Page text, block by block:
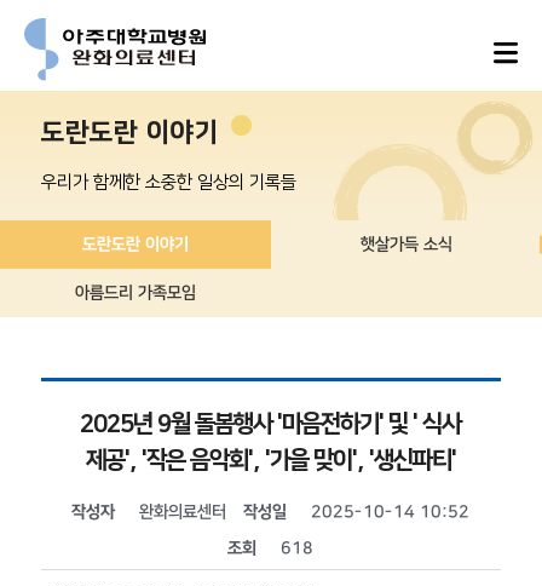
도란도란 이야기
우리가 함께한 소중한 일상의 기록들
도란도란 이야기 햇살가득 소식
아름드리 가족모임
2025년 9월 돌봄행사 '마음전하기' 및 ' 식사
제공', '작은 음악회', '가을 맞이', '생신파티'
작성자 완화의료센터 작성일
2025-10-14 10:52
조회
618